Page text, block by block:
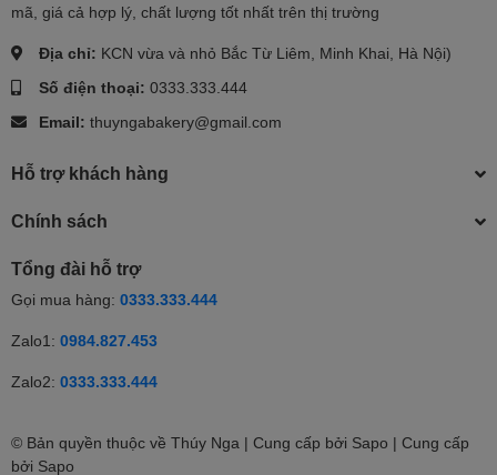
mã, giá cả hợp lý, chất lượng tốt nhất trên thị trường
Địa chỉ: KCN vừa và nhỏ Bắc Từ Liêm, Minh Khai, Hà Nội)
Số điện thoại: 0333.333.444
Email: thuyngabakery@gmail.com
Hỗ trợ khách hàng
Chính sách
Tổng đài hỗ trợ
Gọi mua hàng: 0333.333.444
Zalo1: 0984.827.453
Zalo2: 0333.333.444
© Bản quyền thuộc về Thúy Nga | Cung cấp bởi Sapo | Cung cấp
bởi Sapo